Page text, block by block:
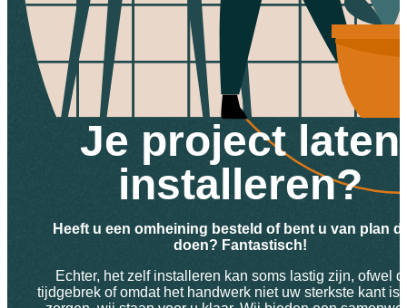
Je project laten
installeren?
Heeft u een omheining besteld of bent u van plan
doen? Fantastisch!
Echter, het zelf installeren kan soms lastig zijn, ofwel
tijdgebrek of omdat het handwerk niet uw sterkste kant is.